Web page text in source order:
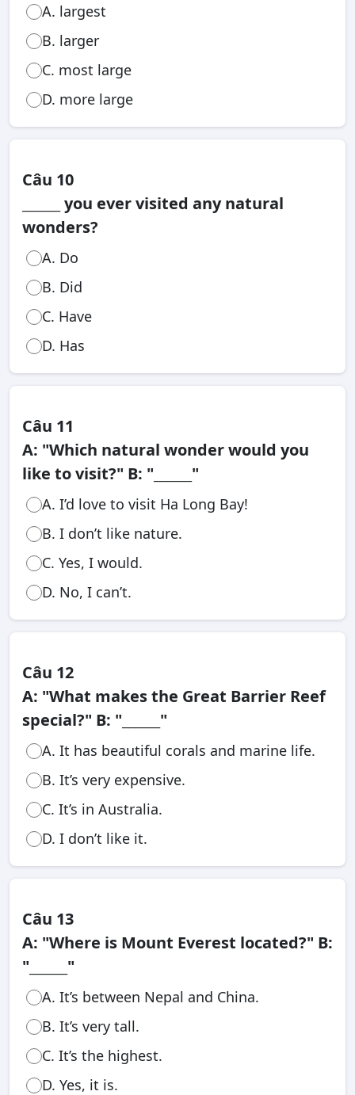
A. largest
B. larger
C. most large
D. more large
Câu 10
______ you ever visited any natural
wonders?
A. Do
B. Did
C. Have
D. Has
Câu 11
A: "Which natural wonder would you
like to visit?" B: "______"
A. I’d love to visit Ha Long Bay!
B. I don’t like nature.
C. Yes, I would.
D. No, I can’t.
Câu 12
A: "What makes the Great Barrier Reef
special?" B: "______"
A. It has beautiful corals and marine life.
B. It’s very expensive.
C. It’s in Australia.
D. I don’t like it.
Câu 13
A: "Where is Mount Everest located?" B:
"______"
A. It’s between Nepal and China.
B. It’s very tall.
C. It’s the highest.
D. Yes, it is.